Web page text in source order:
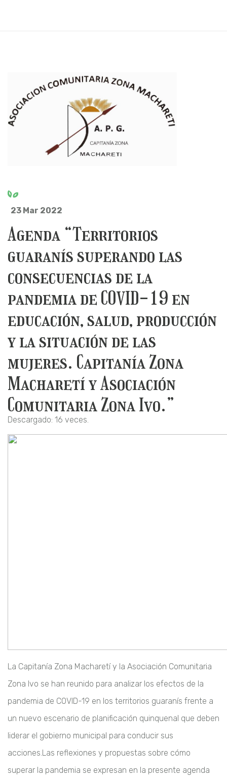
23 Mar 2022
Agenda “Territorios
guaranís superando las
consecuencias de la
pandemia de COVID-19 en
educación, salud, producción
y la situación de las
mujeres. Capitanía Zona
Macharetí y Asociación
Comunitaria Zona Ivo.”
Descargado: 16 veces.
La Capitanía Zona Macharetí y la Asociación Comunitaria
Zona Ivo se han reunido para analizar los efectos de la
pandemia de COVID-19 en los territorios guaranís frente a
un nuevo escenario de planificación quinquenal que deben
liderar el gobierno municipal para conducir sus
acciones.Las reflexiones y propuestas sobre cómo
superar la pandemia se expresan en la presente agenda